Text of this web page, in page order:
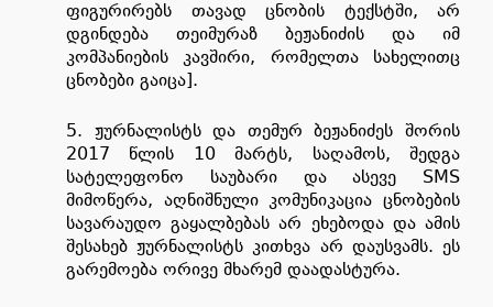
ფიგურირებს თავად ცნობის ტექსტში, არ
დგინდება თეიმურაზ ბეჟანიძის და იმ
კომპანიების კავშირი, რომელთა სახელითც
ცნობები გაიცა].
5. ჟურნალისტს და თემურ ბეჟანიძეს შორის
2017 წლის 10 მარტს, საღამოს, შედგა
სატელეფონო საუბარი და ასევე SMS
მიმოწერა, აღნიშნული კომუნიკაცია ცნობების
სავარაუდო გაყალბებას არ ეხებოდა და ამის
შესახებ ჟურნალისტს კითხვა არ დაუსვამს. ეს
გარემოება ორივე მხარემ დაადასტურა.